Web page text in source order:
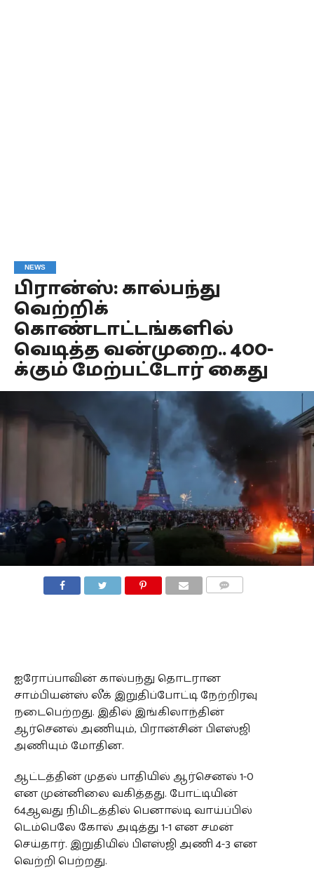
NEWS
பிரான்ஸ்: கால்பந்து
வெற்றிக்
கொண்டாட்டங்களில்
வெடித்த வன்முறை.. 400-
க்கும் மேற்பட்டோர் கைது
ஐரோப்பாவின் கால்பந்து தொடரான
சாம்பியன்ஸ் லீக் இறுதிப்போட்டி நேற்றிரவு
நடைபெற்றது. இதில் இங்கிலாந்தின்
ஆர்செனல் அணியும், பிரான்சின் பிஎஸ்ஜி
அணியும் மோதின.
ஆட்டத்தின் முதல் பாதியில் ஆர்செனல் 1-0
என முன்னிலை வகித்தது. போட்டியின்
64ஆவது நிமிடத்தில் பெனால்டி வாய்ப்பில்
டெம்பெலே கோல் அடித்து 1-1 என சமன்
செய்தார். இறுதியில் பிஎஸ்ஜி அணி 4-3 என
வெற்றி பெற்றது.